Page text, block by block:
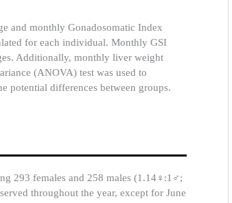
and monthly Gonadosomatic Index
for each individual. Monthly GSI
Additionally, monthly liver weight
(ANOVA) test was used to
potential differences between groups.
293 females and 258 males (1.14♀:1♂;
throughout the year, except for June